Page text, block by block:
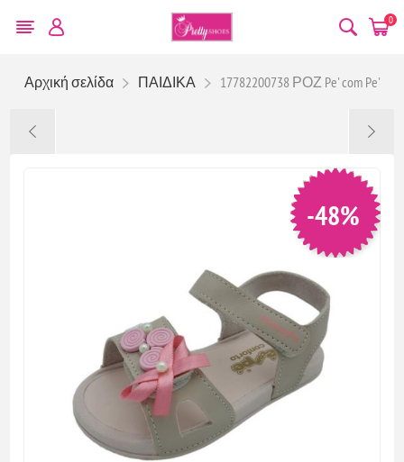
0
Αρχική σελίδα ΠΑΙΔΙΚΑ 17782200738 ΡΟΖ Pe' com Pe'
-48%